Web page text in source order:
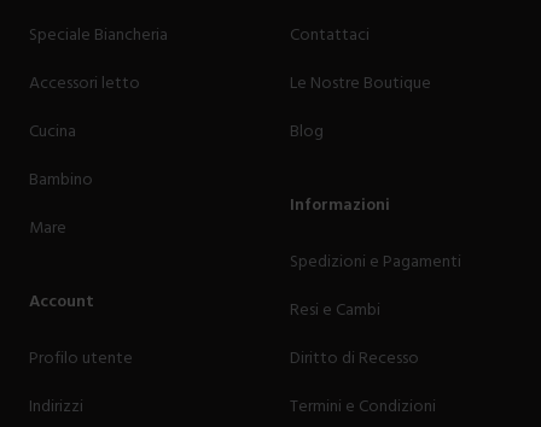
Speciale Biancheria
Accessori letto
Cucina
Bambino
Mare
Account
Profilo utente
Indirizzi
Contattaci
Le Nostre Boutique
Blog
Informazioni
Spedizioni e Pagamenti
Resi e Cambi
Diritto di Recesso
Termini e Condizioni